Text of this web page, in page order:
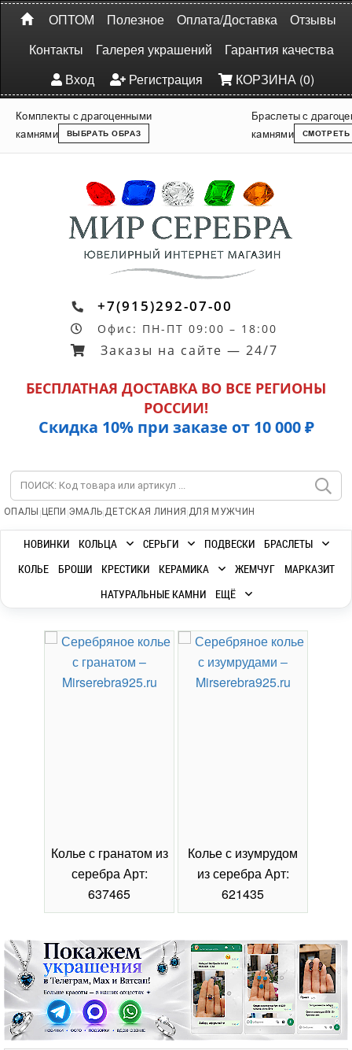
ОПТОМ Полезное Оплата/Доставка
Отзывы
Контакты
Галерея украшений
Гарантия качества
Вход
Регистрация КОРЗИНА (0)
Комплекты с драгоценными
камнями
ВЫБРАТЬ ОБРАЗ
Браслеты с
камнями
СМОТРЕТЬ
+7(915)292-07-00
Офис: ПН-ПТ 09:00 – 18:00
Заказы на сайте — 24/7
БЕСПЛАТНАЯ ДОСТАВКА ВО ВСЕ РЕГИОНЫ
РОССИИ!
Скидка 10% при заказе от 10 000 ₽
ОПАЛЫ | ЦЕПИ |ЭМАЛЬ|ДЕТСКАЯ ЛИНИЯ |ДЛЯ МУЖЧИН
НОВИНКИ КОЛЬЦА СЕРЬГИ ПОДВЕСКИ
БРАСЛЕТЫ
КОЛЬЕ
БРОШИ КРЕСТИКИ КЕРАМИКА ЖЕМЧУГ
МАРКАЗИТ
НАТУРАЛЬНЫЕ КАМНИ
ЕЩЁ
Колье с гранатом из
серебра Арт:
637465
Колье с изумрудом
из серебра Арт:
621435